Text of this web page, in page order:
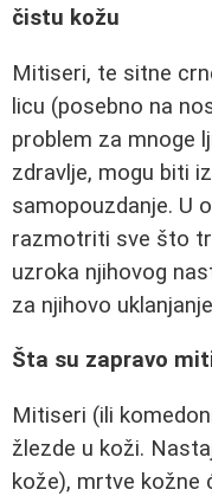
čistu kožu
Mitiseri, te sitne
licu (posebno na
problem za mnoge
zdravlje, mogu biti
samopouzdanje. U
razmotriti sve što
uzroka njihovog
za njihovo
Šta su zapravo
Mitiseri (ili
žlezde u koži.
kože), mrtve kožne